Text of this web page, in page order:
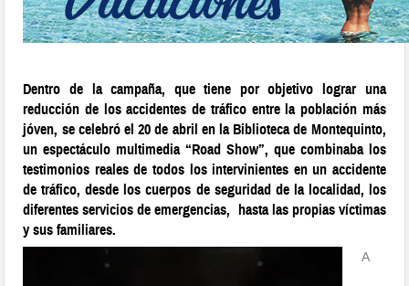
Dentro de la campaña, que tiene por objetivo lograr una
reducción de los accidentes de tráfico entre la población más
jóven, se celebró el 20 de abril en la Biblioteca de Montequinto,
un espectáculo multimedia “Road Show”, que combinaba los
testimonios reales de todos los intervinientes en un accidente
de tráfico, desde los cuerpos de seguridad de la localidad, los
diferentes servicios de emergencias, hasta las propias víctimas
y sus familiares.
A